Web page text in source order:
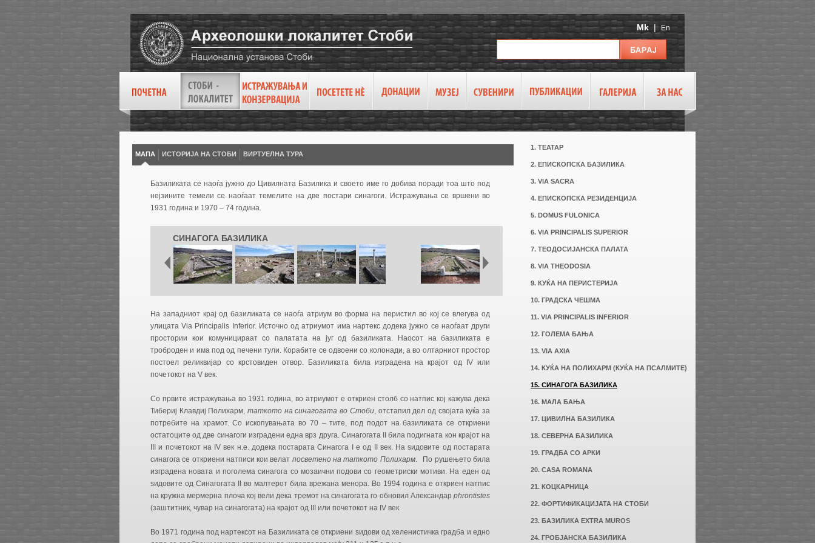
Mk |En
МАПА ИСТОРИЈА НА СТОБИ ВИРТУEЛНА ТУРА
Базиликата се наоѓа јужно до Цивилната Базилика и своето име го добива поради тоа што под
нејзините темели се наоѓаат темелите на две постари синагоги. Истражувања се вршени во
1931 година и 1970 – 74 година.
СИНАГОГА БАЗИЛИКА
На западниот крај од базиликата се наоѓа атриум во форма на перистил во кој се влегува од
улицата Via Principalis Inferior. Источно од атриумот има нартекс додека јужно се наоѓаат други
простории кои комуницираат со палатата на југ од базиликата. Наосот на базиликата е
троброден и има под од печени тули. Корабите се одвоени со колонади, а во олтарниот простор
постоел реликвијар со крстовиден отвор. Базиликата била изградена на крајот од IV или
почетокот на V век.
Со првите истражувања во 1931 година, во атриумот е откриен столб со натпис кој кажува дека
Тибериј Клавдиј Полихарм,таткото на синагогата во Стоби, отстапил дел од својата куќа за
потребите на храмот. Со ископувањата во 70 – тите, под подот на базиликата се откриени
остатоците од две синагоги изградени една врз друга. Синагогата ΙΙ била подигната кон крајот на
III и почетокот на IV век н.е. додека постарата Синагога Ι e од II век. На ѕидовите од постарата
синагога се откриени натписи кои велат посветено на таткото Полихарм. По рушењето била
изградена новата и поголема синагога со мозаични подови со геометриски мотиви. На еден од
ѕидовите од Синагогата II во малтерот била врежана менора. Во 1994 година е откриен натпис
на кружна мермерна плоча кој вели дека тремот на синагогата го обновил Александар phrontistes
(заштитник, чувар на синагогата) на крајот од III или почетокот на IV век.
Во 1971 година под нартексот на Базиликата се откриени ѕидови од хеленистичка градба и едно
1. ТЕАТАР
2. ЕПИСКОПСКА БАЗИЛИКА
3. VIA SACRA
4. ЕПИСКОПСКА РЕЗИДЕНЦИЈА
5. DOMUS FULONICA
6. VIA PRINCIPALIS SUPERIOR
7. ТЕОДОСИЈАНСКА ПАЛАТА
8. VIA THEODOSIA
9. КУЌА НА ПЕРИСТЕРИЈА
10. ГРАДСКА ЧЕШМА
11. VIA PRINCIPALIS INFERIOR
12. ГОЛЕМА БАЊА
13. VIA AXIA
14. КУЌА НА ПОЛИХАРМ (КУЌА НА ПСАЛМИТЕ)
15. СИНАГОГА БАЗИЛИКА
16. МАЛА БАЊА
17. ЦИВИЛНА БАЗИЛИКА
18. СЕВЕРНА БАЗИЛИКА
19. ГРАДБА СО АРКИ
20. CASA ROMANA
21. КОЦКАРНИЦА
22. ФОРТИФИКАЦИЈАТА НА СТОБИ
23. БАЗИЛИКА EXTRA MUROS
24. ГРОБЈАНСКА БАЗИЛИКА